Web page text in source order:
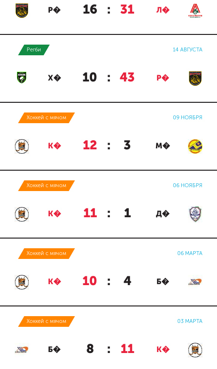
Р� 16 : 31 Л�
Регби 14 АВГУСТА
Х� 10 : 43 Р�
Хоккей с мячом 09 НОЯБРЯ
К� 12 : 3 М�
Хоккей с мячом 06 НОЯБРЯ
К� 11 : 1 Д�
Хоккей с мячом 06 МАРТА
К� 10 : 4 Б�
Хоккей с мячом 03 МАРТА
Б� 8 : 11 К�